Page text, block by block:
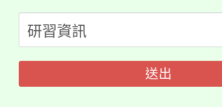
程，歡迎學生輔導中心
心理、諮商輔導、社會
系所師生報名參加。
門員」簡章及活動海報
踴躍報名參加。
要點
「桃園市補助參觀特色
展演活動實施計畫」
115年度「教育部表揚
義教育推展貢獻獎」
送出